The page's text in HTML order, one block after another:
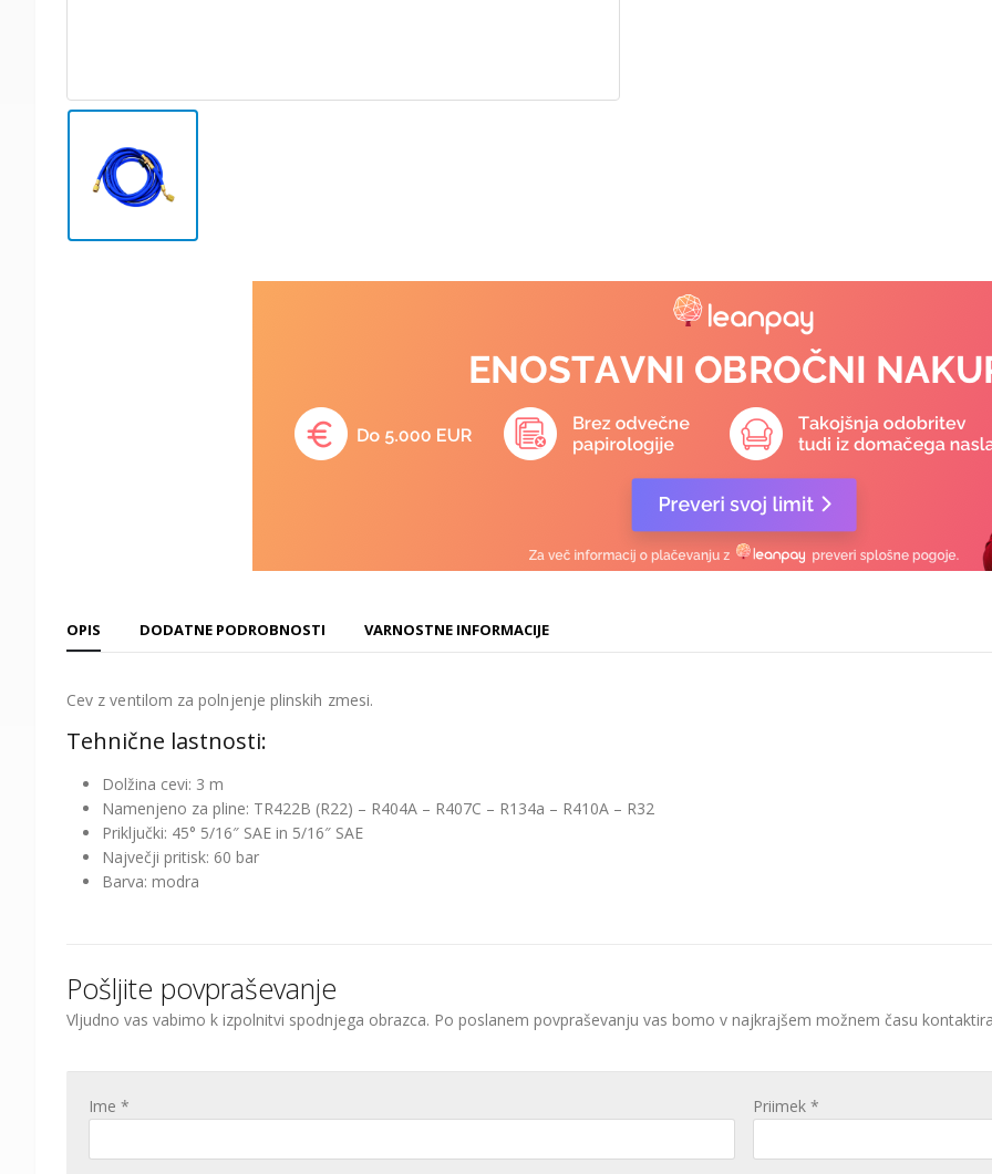
OPIS DODATNE PODROBNOSTI VARNOSTNE INFORMACIJE
Cev z ventilom za polnjenje plinskih zmesi.
Tehnične lastnosti:
Dolžina cevi: 3 m
Namenjeno za pline: TR422B (R22) – R404A – R407C – R134a – R410A – R32
Priključki: 45° 5/16″ SAE in 5/16″ SAE
Največji pritisk: 60 bar
Barva: modra
Pošljite povpraševanje
Vljudno vas vabimo k izpolnitvi spodnjega obrazca. Po poslanem povpraševanju vas bomo v najkrajšem možnem času
Ime * Priimek *